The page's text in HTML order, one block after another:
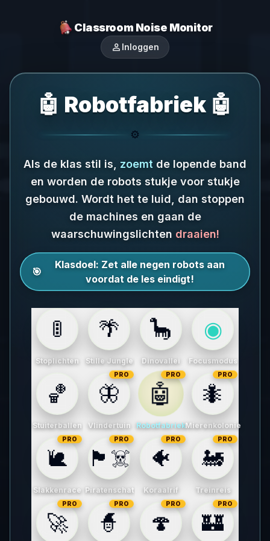
Classroom Noise Monitor
person Inloggen
🤖 Robotfabriek 🤖
⚙️
Als de klas stil is, zoemt de lopende band
en worden de robots stukje voor stukje
gebouwd. Wordt het te luid, dan stoppen
de machines en gaan de
waarschuwingslichten draaien!
🎯
Klasdoel: Zet alle negen robots aan
voordat de les eindigt!
🚦
Stoplichten
🌴
Stille Jungle
🦕
Dinovallei
◉
Focusmodus
🏀
Stuiterballen
🦋
PRO
Vlindertuin
🤖
PRO
Robotfabriek
🐜
PRO
Mierenkolonie
🐌
PRO
Slakkenrace
🏴‍☠️
PRO
Piratenschat
🐠
PRO
Koraalrif
🚂
PRO
Treinreis
🚀
PRO
🧙
PRO
🍄
PRO
🏰
PRO